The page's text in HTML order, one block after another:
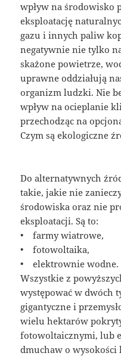
wpływ na środowisko
eksploatację
gazu i innych paliw
negatywnie nie tylko
skażone powietrze,
uprawne oddziałują
organizm ludzki. Nie
wpływ na ocieplanie
przechodząc na
Czym są ekologiczne
Do alternatywnych
takie, jakie nie
środowiska oraz nie
eksploatacji. Są to:
• farmy wiatrowe,
• fotowoltaika,
• elektrownie wodne.
Wszystkie z
występować w dwóch
gigantyczne i
wielu hektarów
fotowoltaicznymi, lub
dmuchaw o